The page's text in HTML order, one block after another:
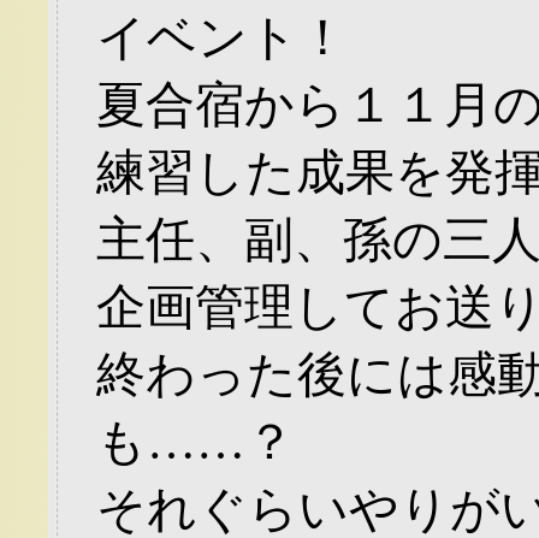
イベント！
夏合宿から１１月
練習した成果を発
主任、副、孫の三
企画管理してお送
終わった後には感
も……？
それぐらいやりが